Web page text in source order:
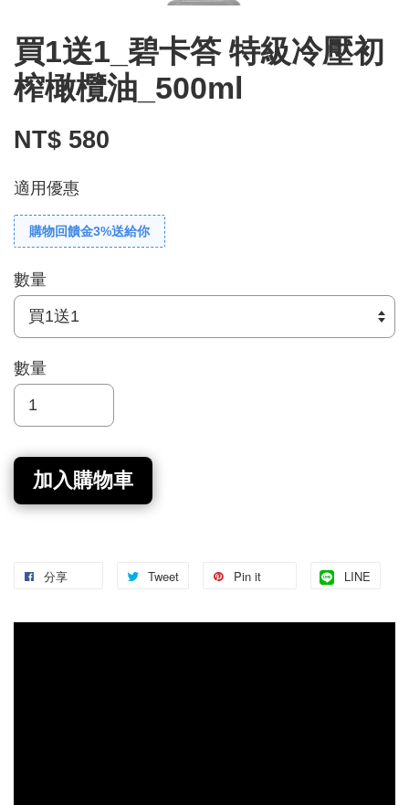
買1送1_碧卡答 特級冷壓初
榨橄欖油_500ml
NT$ 580
適用優惠
購物回饋金3%送給你
數量
數量
加入購物車
分享 Tweet Pin it LINE